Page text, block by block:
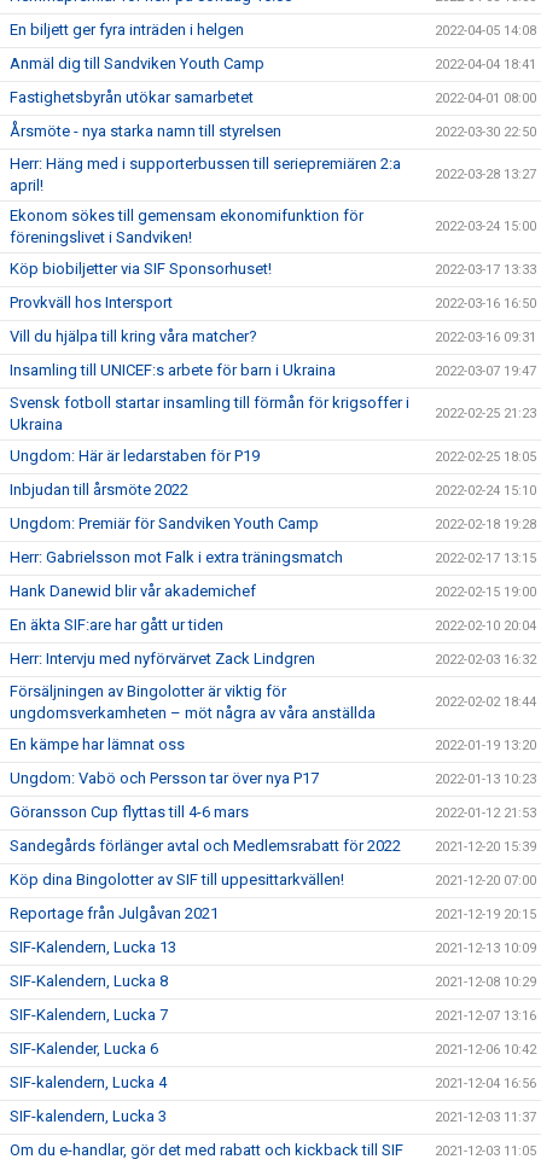
En biljett ger fyra inträden i helgen 2022-04-05 14:08
Anmäl dig till Sandviken Youth Camp 2022-04-04 18:41
Fastighetsbyrån utökar samarbetet 2022-04-01 08:00
Årsmöte - nya starka namn till styrelsen 2022-03-30 22:50
Herr: Häng med i supporterbussen till seriepremiären 2:a
april!
2022-03-28 13:27
Ekonom sökes till gemensam ekonomifunktion för
föreningslivet i Sandviken!
2022-03-24 15:00
Köp biobiljetter via SIF Sponsorhuset! 2022-03-17 13:33
Provkväll hos Intersport 2022-03-16 16:50
Vill du hjälpa till kring våra matcher? 2022-03-16 09:31
Insamling till UNICEF:s arbete för barn i Ukraina 2022-03-07 19:47
Svensk fotboll startar insamling till förmån för krigsoffer i
Ukraina
2022-02-25 21:23
Ungdom: Här är ledarstaben för P19 2022-02-25 18:05
Inbjudan till årsmöte 2022 2022-02-24 15:10
Ungdom: Premiär för Sandviken Youth Camp 2022-02-18 19:28
Herr: Gabrielsson mot Falk i extra träningsmatch 2022-02-17 13:15
Hank Danewid blir vår akademichef 2022-02-15 19:00
En äkta SIF:are har gått ur tiden 2022-02-10 20:04
Herr: Intervju med nyförvärvet Zack Lindgren 2022-02-03 16:32
Försäljningen av Bingolotter är viktig för
ungdomsverkamheten – möt några av våra anställda
2022-02-02 18:44
En kämpe har lämnat oss 2022-01-19 13:20
Ungdom: Vabö och Persson tar över nya P17 2022-01-13 10:23
Göransson Cup flyttas till 4-6 mars 2022-01-12 21:53
Sandegårds förlänger avtal och Medlemsrabatt för 2022 2021-12-20 15:39
Köp dina Bingolotter av SIF till uppesittarkvällen! 2021-12-20 07:00
Reportage från Julgåvan 2021 2021-12-19 20:15
SIF-Kalendern, Lucka 13 2021-12-13 10:09
SIF-Kalendern, Lucka 8 2021-12-08 10:29
SIF-Kalendern, Lucka 7 2021-12-07 13:16
SIF-Kalender, Lucka 6 2021-12-06 10:42
SIF-kalendern, Lucka 4 2021-12-04 16:56
SIF-kalendern, Lucka 3 2021-12-03 11:37
Om du e-handlar, gör det med rabatt och kickback till SIF 2021-12-03 11:05